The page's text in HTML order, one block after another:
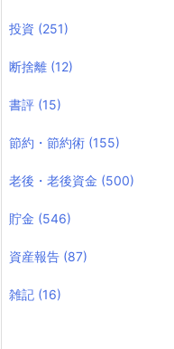
投資 (251)
断捨離 (12)
書評 (15)
節約・節約術 (155)
老後・老後資金 (500)
貯金 (546)
資産報告 (87)
雑記 (16)